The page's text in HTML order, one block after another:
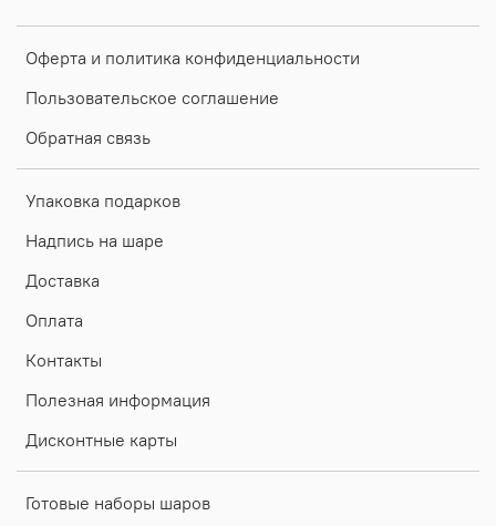
Оферта и политика конфиденциальности
Пользовательское соглашение
Обратная связь
Упаковка подарков
Надпись на шаре
Доставка
Оплата
Контакты
Полезная информация
Дисконтные карты
Готовые наборы шаров